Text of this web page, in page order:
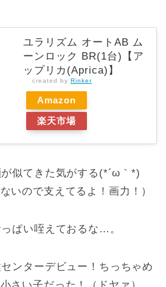
ユラリズム オートAB ム
ーンロック BR(1台)【ア
ップリカ(Aprica)】
created by Rinker
Amazon
楽天市場
が似てきた気がする(*´ω｀*)
いので支えてるよ！画力！）
っぱい咥えておるな…。
センターデビュー！ちっちゃめ